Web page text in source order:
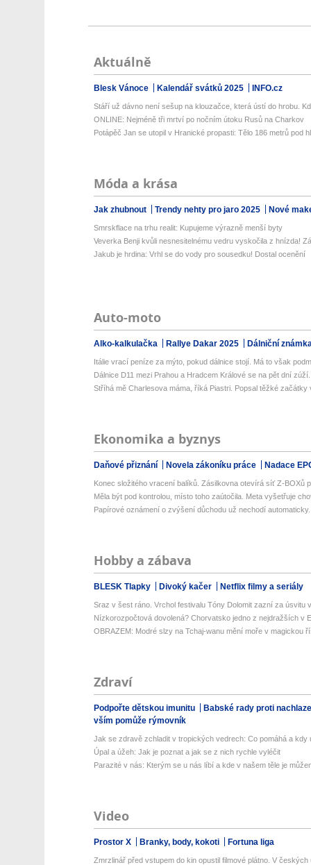
Aktuálně
Blesk Vánoce Kalendář svátků 2025 INFO.cz
Stáří už dávno není sešup na klouzačce, která ústí do hrobu.
ONLINE: Nejméně tři mrtví po nočním útoku Rusů na Charkov
Potápěč Jan se utopil v Hranické propasti: Tělo 186 metrů pod
Móda a krása
Jak zhubnout Trendy nehty pro jaro 2025 Nové
Smrskflace na trhu realit: Kupujeme výrazně menší byty
Veverka Benji kvůli nesnesitelnému vedru vyskočila z hnízda!
Jakub je hrdina: Vrhl se do vody pro sousedku! Dostal ocenění
Auto-moto
Alko-kalkulačka Rallye Dakar 2025 Dálniční
Itálie vrací peníze za mýto, pokud dálnice stojí. Má to však
Dálnice D11 mezi Prahou a Hradcem Králové se na pět dní
Stříhá mě Charlesova máma, říká Piastri. Popsal těžké začátky
Ekonomika a byznys
Daňové přiznání Novela zákoníku práce Nadace
Konec složitého vracení balíků. Zásilkovna otevírá síť Z-BOXů
Měla být pod kontrolou, místo toho zaútočila. Meta vyšetřuje
Papírové oznámení o zvýšení důchodu už nechodí
Hobby a zábava
BLESK Tlapky Divoký kačer Netflix filmy a seriály
Sraz v šest ráno. Vrchol festivalu Tóny Dolomit zazní za úsvitu
Nízkorozpočtová dovolená? Chorvatsko jedno z nejdražších v
OBRAZEM: Modré slzy na Tchaj-wanu mění moře v magickou
Zdraví
Podpořte dětskou imunitu
Babské rady proti
vším pomůže rýmovník
Jak se zdravě zchladit v tropických vedrech: Co pomáhá a kdy
Úpal a úžeh: Jak je poznat a jak se z nich rychle vyléčit
Parazité v nás: Kterým se u nás líbí a kde v našem těle je
Video
Prostor X Branky, body, kokoti Fortuna liga
Zmrzlinář před vstupem do kin opustil filmové plátno. V českých